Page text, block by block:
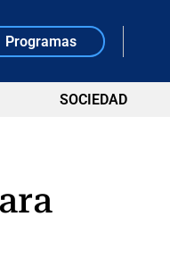
Programas
SOCIEDAD